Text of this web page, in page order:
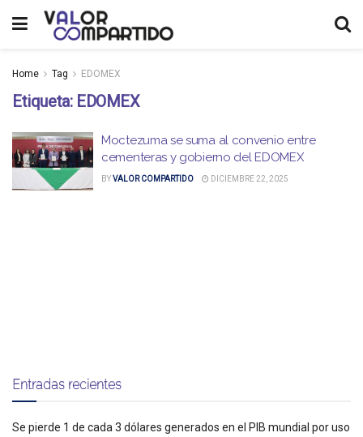
Home Tag EDOMEX
Etiqueta: EDOMEX
Moctezuma se suma al convenio entre
cementeras y gobierno del EDOMEX
BYVALOR COMPARTIDO DICIEMBRE 22, 2025
Entradas recientes
Se pierde 1 de cada 3 dólares generados en el PIB mundial por uso